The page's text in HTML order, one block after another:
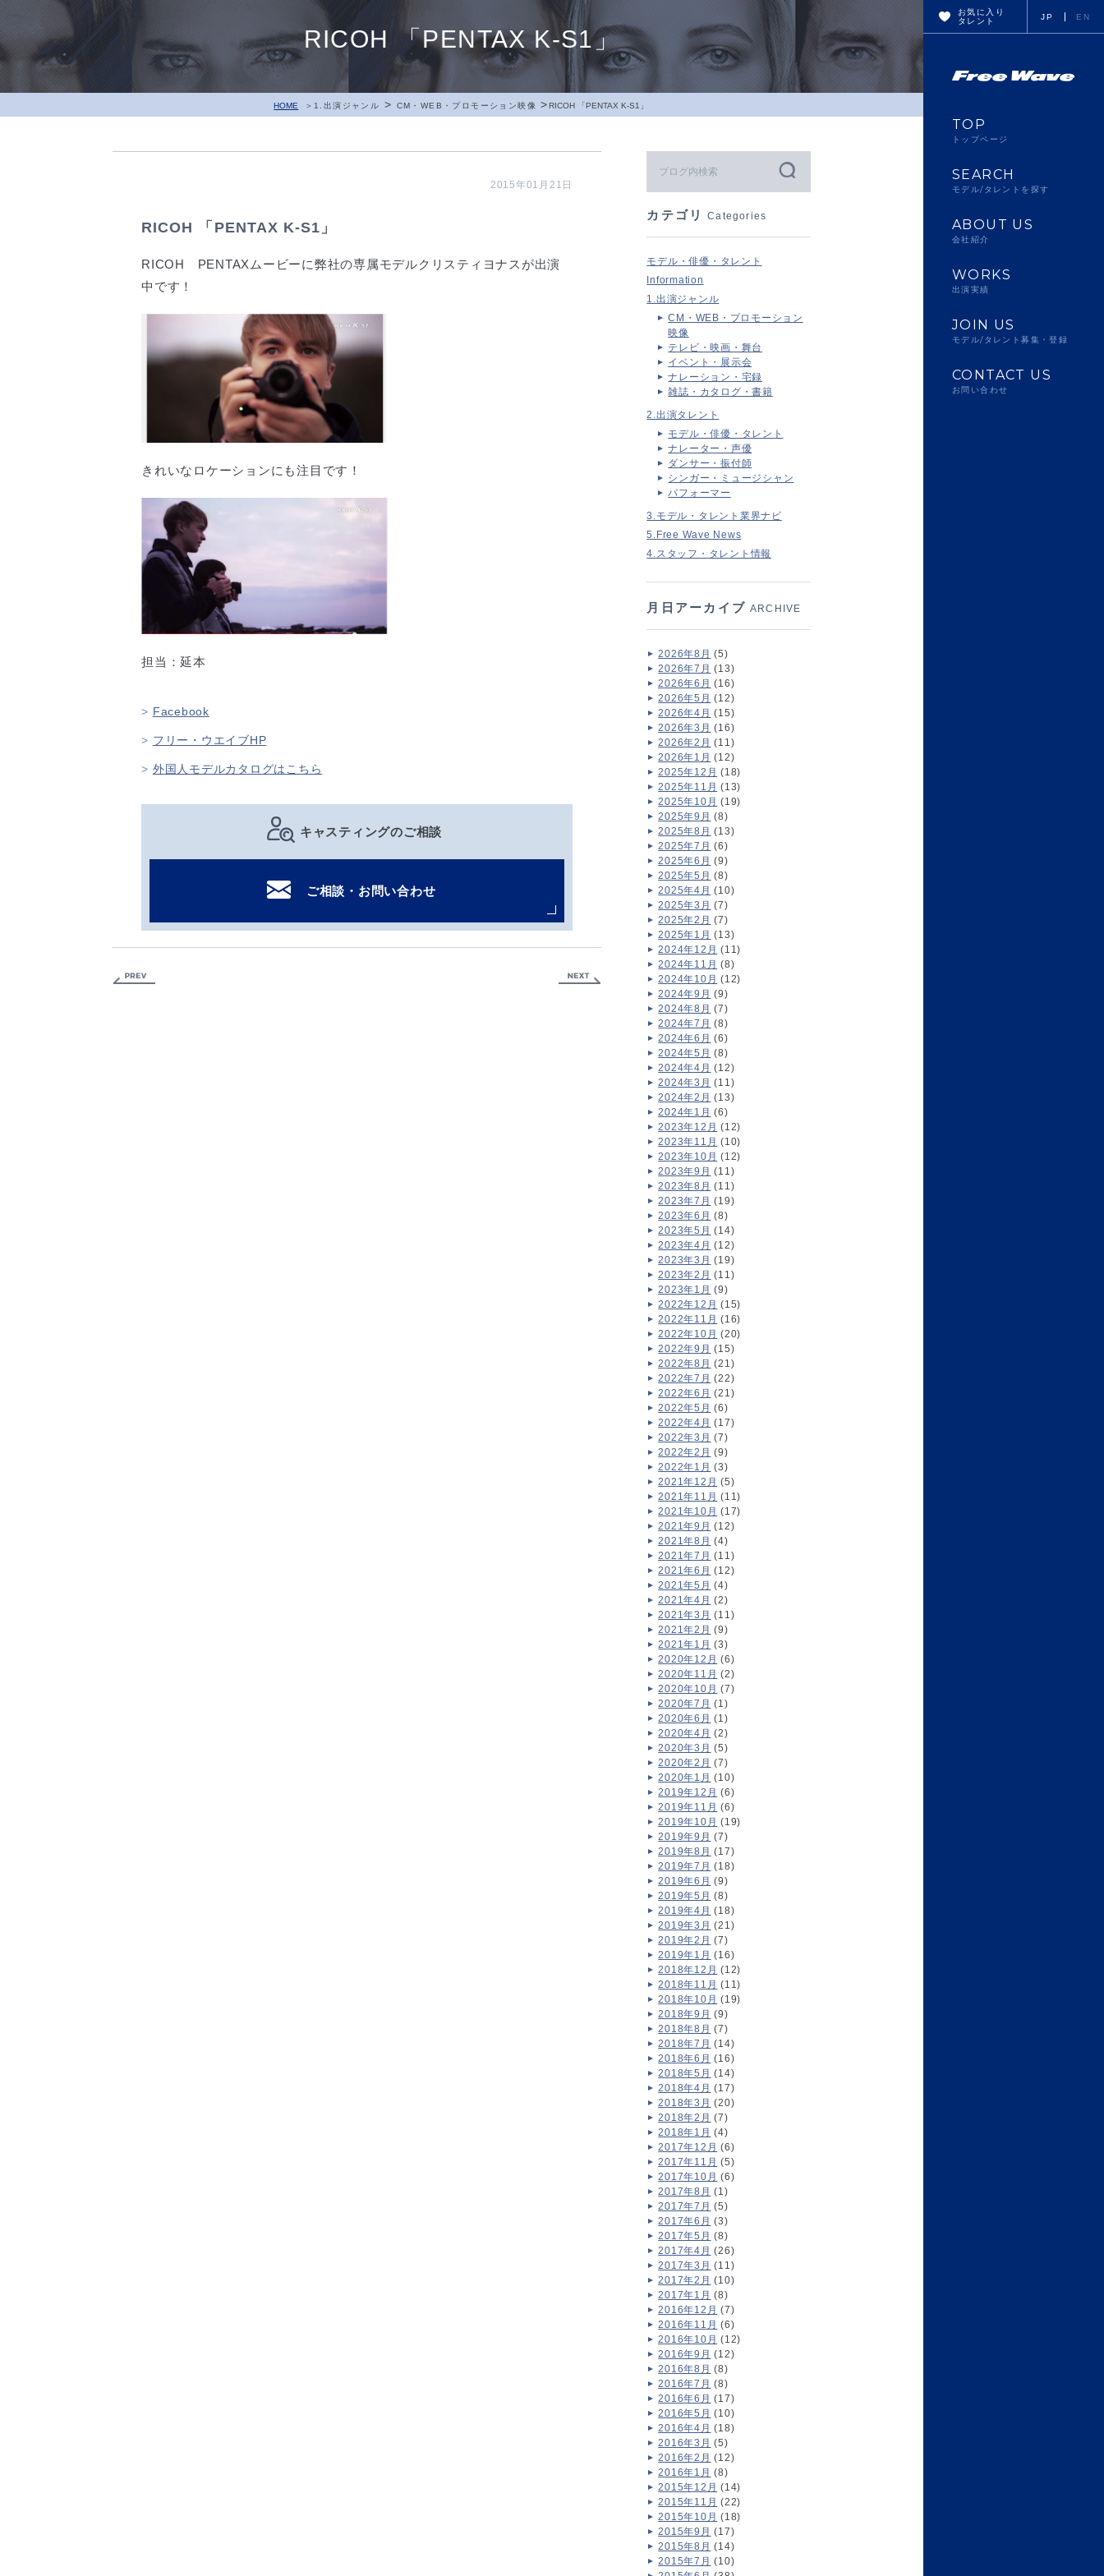
RICOH 「PENTAX K-S1」
HOME 1.出演ジャンル > CM・WEB・プロモーション映像 >RICOH 「PENTAX K-S1」
2015年01月21日
RICOH 「PENTAX K-S1」
RICOH PENTAXムービーに弊社の専属モデルクリスティヨナスが出演
中です！
きれいなロケーションにも注目です！
担当：延本
Facebook
フリー・ウエイブHP
外国人モデルカタログはこちら
キャスティングのご相談
ご相談・お問い合わせ
カテゴリ Categories
モデル・俳優・タレント
Information
1.出演ジャンル
CM・WEB・プロモーション
映像
テレビ・映画・舞台
イベント・展示会
ナレーション・宅録
雑誌・カタログ・書籍
2.出演タレント
モデル・俳優・タレント
ナレーター・声優
ダンサー・振付師
シンガー・ミュージシャン
パフォーマー
3.モデル・タレント業界ナビ
5.Free Wave News
4.スタッフ・タレント情報
月日アーカイブ ARCHIVE
2026年8月 (5)
2026年7月 (13)
2026年6月 (16)
2026年5月 (12)
2026年4月 (15)
2026年3月 (16)
2026年2月 (11)
2026年1月 (12)
2025年12月 (18)
2025年11月 (13)
2025年10月 (19)
2025年9月 (8)
2025年8月 (13)
2025年7月 (6)
2025年6月 (9)
2025年5月 (8)
2025年4月 (10)
2025年3月 (7)
2025年2月 (7)
2025年1月 (13)
2024年12月 (11)
2024年11月 (8)
2024年10月 (12)
2024年9月 (9)
2024年8月 (7)
2024年7月 (8)
2024年6月 (6)
2024年5月 (8)
2024年4月 (12)
2024年3月 (11)
2024年2月 (13)
2024年1月 (6)
2023年12月 (12)
2023年11月 (10)
2023年10月 (12)
2023年9月 (11)
2023年8月 (11)
2023年7月 (19)
2023年6月 (8)
2023年5月 (14)
2023年4月 (12)
2023年3月 (19)
2023年2月 (11)
2023年1月 (9)
2022年12月 (15)
2022年11月 (16)
2022年10月 (20)
2022年9月 (15)
2022年8月 (21)
2022年7月 (22)
2022年6月 (21)
2022年5月 (6)
2022年4月 (17)
2022年3月 (7)
2022年2月 (9)
2022年1月 (3)
2021年12月 (5)
2021年11月 (11)
2021年10月 (17)
2021年9月 (12)
2021年8月 (4)
2021年7月 (11)
2021年6月 (12)
2021年5月 (4)
2021年4月 (2)
2021年3月 (11)
2021年2月 (9)
2021年1月 (3)
2020年12月 (6)
2020年11月 (2)
2020年10月 (7)
2020年7月 (1)
2020年6月 (1)
2020年4月 (2)
2020年3月 (5)
2020年2月 (7)
2020年1月 (10)
2019年12月 (6)
2019年11月 (6)
2019年10月 (19)
2019年9月 (7)
2019年8月 (17)
2019年7月 (18)
2019年6月 (9)
2019年5月 (8)
2019年4月 (18)
2019年3月 (21)
2019年2月 (7)
2019年1月 (16)
2018年12月 (12)
2018年11月 (11)
2018年10月 (19)
2018年9月 (9)
2018年8月 (7)
2018年7月 (14)
2018年6月 (16)
2018年5月 (14)
2018年4月 (17)
2018年3月 (20)
2018年2月 (7)
2018年1月 (4)
2017年12月 (6)
2017年11月 (5)
2017年10月 (6)
2017年8月 (1)
2017年7月 (5)
2017年6月 (3)
2017年5月 (8)
2017年4月 (26)
2017年3月 (11)
2017年2月 (10)
2017年1月 (8)
2016年12月 (7)
2016年11月 (6)
2016年10月 (12)
2016年9月 (12)
2016年8月 (8)
2016年7月 (8)
2016年6月 (17)
2016年5月 (10)
2016年4月 (18)
2016年3月 (5)
2016年2月 (12)
2016年1月 (8)
2015年12月 (14)
2015年11月 (22)
2015年10月 (18)
2015年9月 (17)
2015年8月 (14)
2015年7月 (10)
お気に入り
タレント
JP EN
TOP
トップページ
SEARCH
モデル/タレントを探す
ABOUT US
会社紹介
WORKS
出演実績
JOIN US
モデル/タレント募集・登録
CONTACT US
お問い合わせ